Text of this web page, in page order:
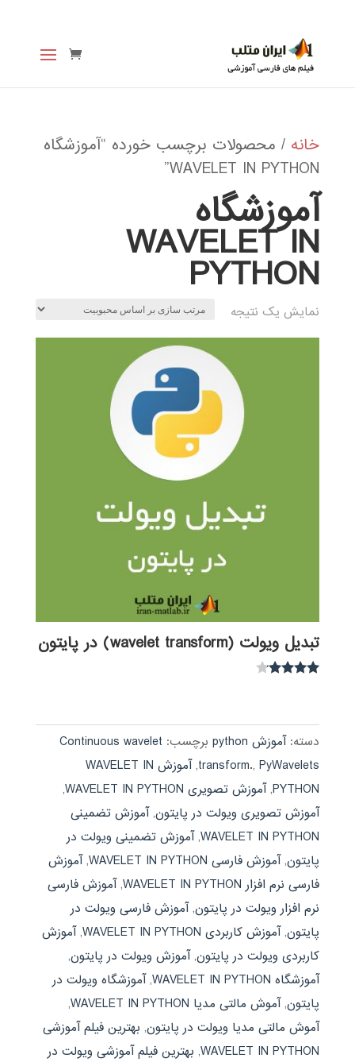
خانه / محصولات برچسب خورده “آموزشگاه
WAVELET IN PYTHON”
آموزشگاه
WAVELET IN
PYTHON
نمایش یک نتیجه
تبدیل ویولت (wavelet transform) در پایتون
دسته:آموزش python برچسب: Continuous wavelet
transform.,PyWavelets
,
آموزش WAVELET IN
PYTHON
,آموزش تصویری WAVELET IN PYTHON
,
آموزش تصویری ویولت در پایتون,آموزش تضمینی
WAVELET IN PYTHON
,آموزش تضمینی ویولت در
پایتون,آموزش فارسی WAVELET IN PYTHON ,آموزش
فارسی نرم افزار WAVELET IN PYTHON
,آموزش فارسی
نرم افزار ویولت در پایتون,آموزش فارسی ویولت در
پایتون,آموزش کاربردی WAVELET IN PYTHON ,آموزش
کاربردی ویولت در پایتون,آموزش ویولت در پایتون,
آموزشگاه WAVELET IN PYTHON
,آموزشگاه ویولت در
پایتون,آموش مالتی مدیا WAVELET IN PYTHON
,
آموش مالتی مدیا ویولت در پایتون, بهترین فیلم آموزشی
WAVELET IN PYTHON
, بهترین فیلم آموزشی ویولت در